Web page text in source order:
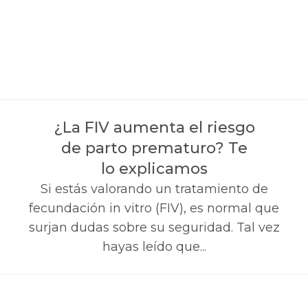
¿La FIV aumenta el riesgo
de parto prematuro? Te
lo explicamos
Si estás valorando un tratamiento de
fecundación in vitro (FIV), es normal que
surjan dudas sobre su seguridad. Tal vez
hayas leído que...